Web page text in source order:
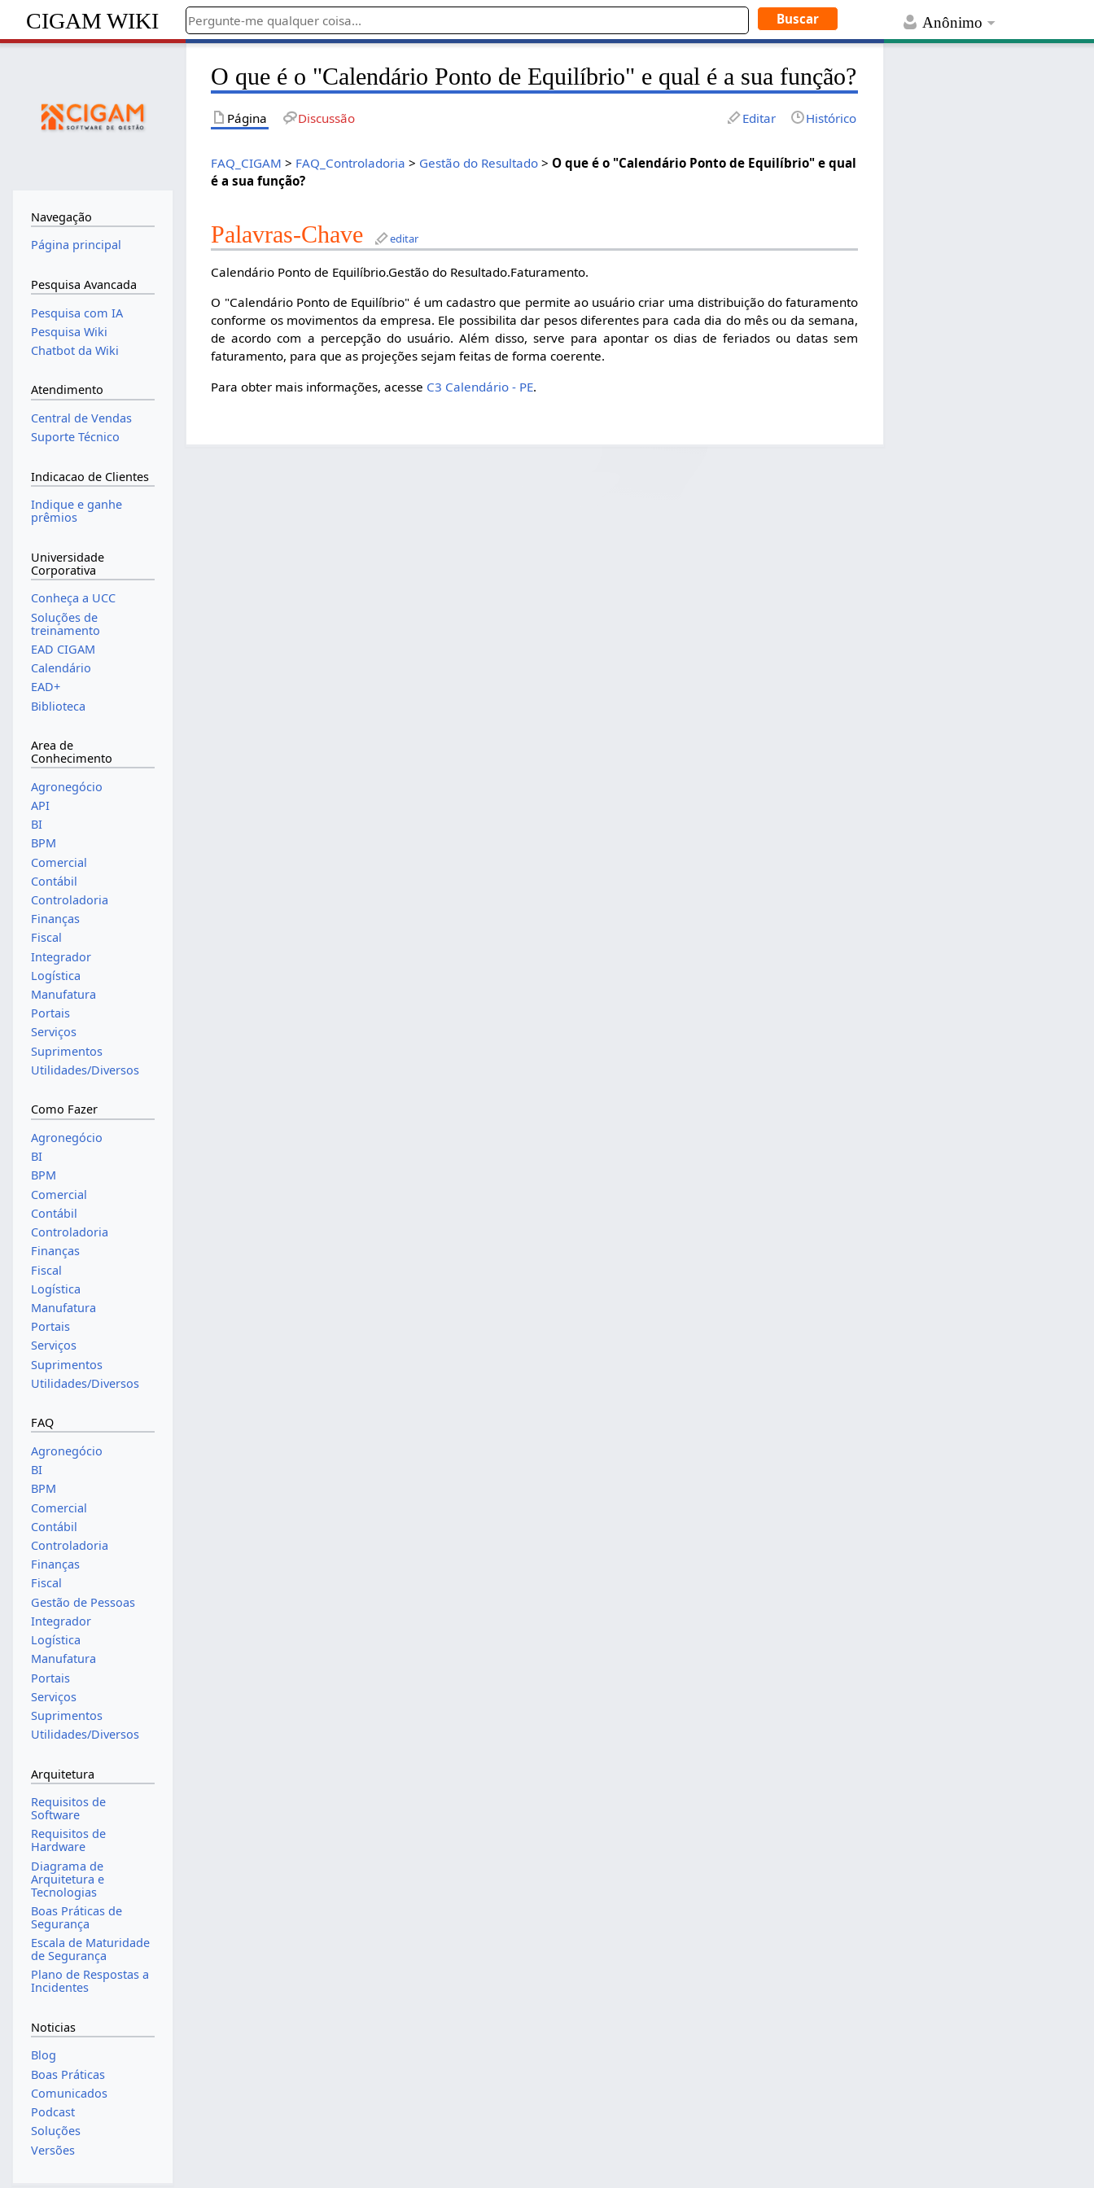
Anônimo
CIGAM WIKI
O que é o "Calendário Ponto de Equilíbrio" e qual é a sua função?
Página Discussão Editar Histórico
FAQ_CIGAM > FAQ_Controladoria > Gestão do Resultado > O que é o "Calendário Ponto de Equilíbrio" e qual
é a sua função?
Palavras-Chave editar
Calendário Ponto de Equilíbrio.Gestão do Resultado.Faturamento.
O "Calendário Ponto de Equilíbrio" é um cadastro que permite ao usuário criar uma distribuição do faturamento
conforme os movimentos da empresa. Ele possibilita dar pesos diferentes para cada dia do mês ou da semana,
de acordo com a percepção do usuário. Além disso, serve para apontar os dias de feriados ou datas sem
faturamento, para que as projeções sejam feitas de forma coerente.
Para obter mais informações, acesse C3 Calendário - PE.
Navegação
Página principal
Pesquisa Avancada
Pesquisa com IA
Pesquisa Wiki
Chatbot da Wiki
Atendimento
Central de Vendas
Suporte Técnico
Indicacao de Clientes
Indique e ganhe
prêmios
Universidade
Corporativa
Conheça a UCC
Soluções de
treinamento
EAD CIGAM
Calendário
EAD+
Biblioteca
Area de
Conhecimento
Agronegócio
API
BI
BPM
Comercial
Contábil
Controladoria
Finanças
Fiscal
Integrador
Logística
Manufatura
Portais
Serviços
Suprimentos
Utilidades/Diversos
Como Fazer
Agronegócio
BI
BPM
Comercial
Contábil
Controladoria
Finanças
Fiscal
Logística
Manufatura
Portais
Serviços
Suprimentos
Utilidades/Diversos
FAQ
Agronegócio
BI
BPM
Comercial
Contábil
Controladoria
Finanças
Fiscal
Gestão de Pessoas
Integrador
Logística
Manufatura
Portais
Serviços
Suprimentos
Utilidades/Diversos
Arquitetura
Requisitos de
Software
Requisitos de
Hardware
Diagrama de
Arquitetura e
Tecnologias
Boas Práticas de
Segurança
Escala de Maturidade
de Segurança
Plano de Respostas a
Incidentes
Noticias
Blog
Boas Práticas
Comunicados
Podcast
Soluções
Versões